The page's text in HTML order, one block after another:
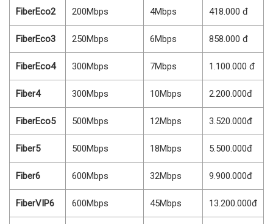
FiberEco2 200Mbps 4Mbps 418.000 đ
FiberEco3 250Mbps 6Mbps 858.000 đ
FiberEco4 300Mbps 7Mbps 1.100.000 đ
Fiber4 300Mbps 10Mbps 2.200.000đ
FiberEco5 500Mbps 12Mbps 3.520.000đ
Fiber5 500Mbps 18Mbps 5.500.000đ
Fiber6 600Mbps 32Mbps 9.900.000đ
FiberVIP6 600Mbps 45Mbps 13.200.000đ